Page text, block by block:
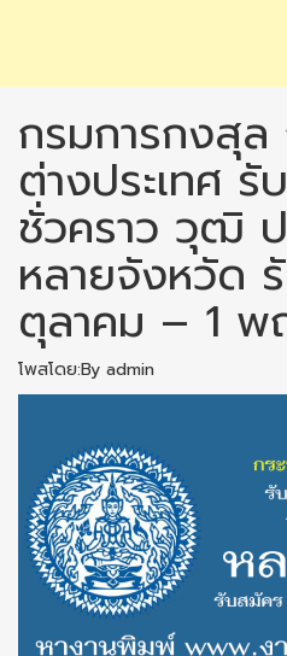
กรมการกงสุล
ต่างประเทศ
ชั่วคราว วุฒิ
หลายจังหวัด
ตุลาคม – 1 พ
โพสโดย:By admin